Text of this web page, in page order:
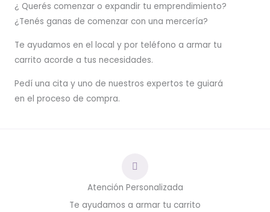
¿ Querés comenzar o expandir tu emprendimiento?
¿Tenés ganas de comenzar con una mercería?
Te ayudamos en el local y por teléfono a armar tu
carrito acorde a tus necesidades.
Pedí una cita y uno de nuestros expertos te guiará
en el proceso de compra.
Atención Personalizada
Te ayudamos a armar tu carrito